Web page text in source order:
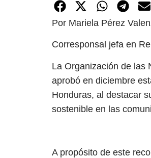
Por Mariela Pérez
Corresponsal jefa en
La Organización de las
aprobó en diciembre
Honduras, al destacar
sostenible en las
A propósito de este